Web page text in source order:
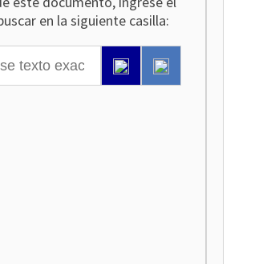
en la siguiente casilla: